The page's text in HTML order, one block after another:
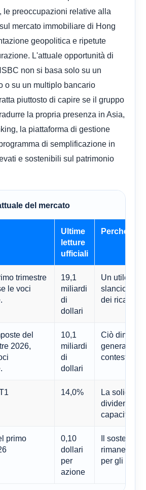
le preoccupazioni relative alla
mercato immobiliare di Hong
geopolitica e ripetute
L'attuale opportunità di
non si basa solo su un
o su un multiplo bancario
piuttosto di capire se il gruppo
la propria presenza in Asia,
la piattaforma di gestione
di semplificazione in
e sostenibili sul patrimonio
del mercato
Ultime
letture
ufficiali
Perché è
trimestre
le voci
19,1
miliardi
di
dollari
Un utile
slancio
dei ricavi.
del
2026,
10,1
miliardi
di
dollari
Ciò
generare
contesto
14,0%
La solidità
dividendi, i
capacità di
primo
0,10
dollari
per
azione
Il
rimane un
per gli